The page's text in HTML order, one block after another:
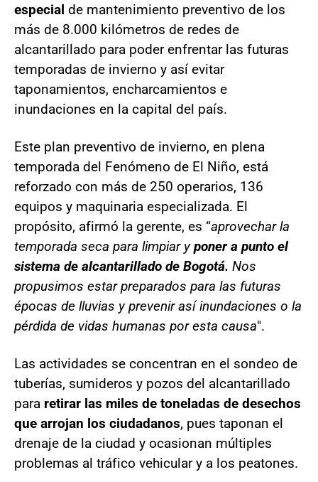
especial de mantenimiento preventivo de los
más de 8.000 kilómetros de redes de
alcantarillado para poder enfrentar las futuras
temporadas de invierno y así evitar
taponamientos, encharcamientos e
inundaciones en la capital del país.
Este plan preventivo de invierno, en plena
temporada del Fenómeno de El Niño, está
reforzado con más de 250 operarios, 136
equipos y maquinaria especializada. El
propósito, afirmó la gerente, es “aprovechar la
temporada seca para limpiar yponer a punto el
sistema de alcantarillado de Bogotá. Nos
propusimos estar preparados para las futuras
épocas de lluvias y prevenir así inundaciones o la
pérdida de vidas humanas por esta causa".
Las actividades se concentran en el sondeo de
tuberías, sumideros y pozos del alcantarillado
para retirar las miles de toneladas de desechos
que arrojan los ciudadanos, pues taponan el
drenaje de la ciudad y ocasionan múltiples
problemas al tráfico vehicular y a los peatones.